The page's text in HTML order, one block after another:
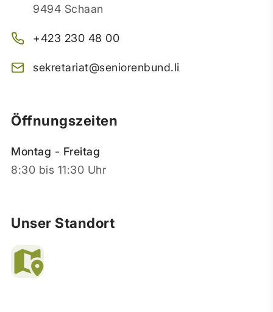
9494 Schaan
+423 230 48 00
sekretariat@seniorenbund.li
Öffnungszeiten
Montag - Freitag
8:30 bis 11:30 Uhr
Unser Standort